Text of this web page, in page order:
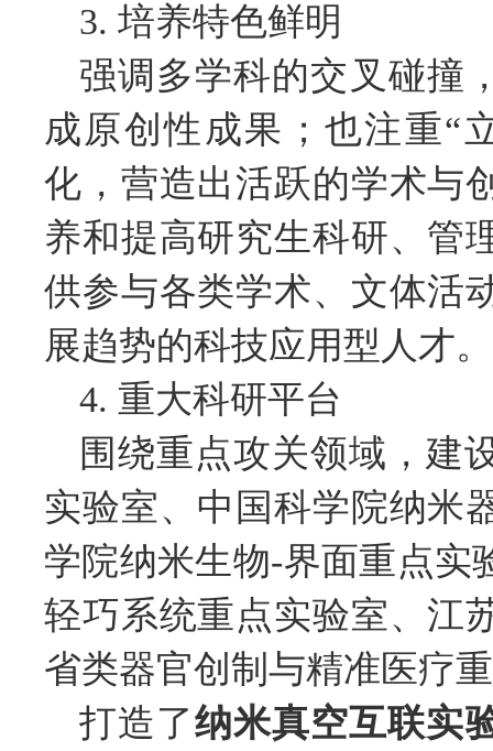
3. 培养特色鲜明
强调多学科的交叉碰撞
成原创性成果；也注重“
化，营造出活跃的学术与
养和提高研究生科研、管
供参与各类学术、文体活
展趋势的科技应用型人才。
4. 重大科研平台
围绕重点攻关领域，建
实验室、中国科学院纳米
学院纳米生物-界面重点实
轻巧系统重点实验室、江
省类器官创制与精准医疗
打造了纳米真空互联实